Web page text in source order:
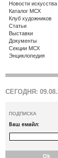
Новости искусства
Каталог МСХ
Клуб художников
Статьи
Выставки
Документы
Секции МСХ
Энциклопедия
СЕГОДНЯ:
ПОДПИСКА
Ваш емайл: